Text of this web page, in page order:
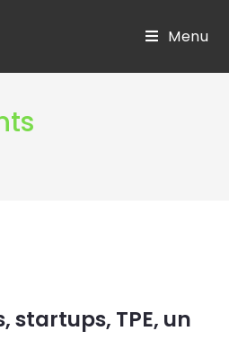
Menu
startups, TPE, un